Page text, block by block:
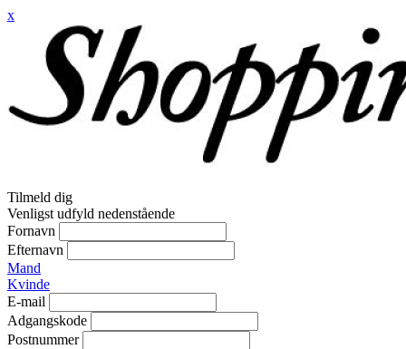
x
Tilmeld dig
Venligst udfyld nedenstående
Fornavn
Efternavn
Mand
Kvinde
E-mail
Adgangskode
Postnummer